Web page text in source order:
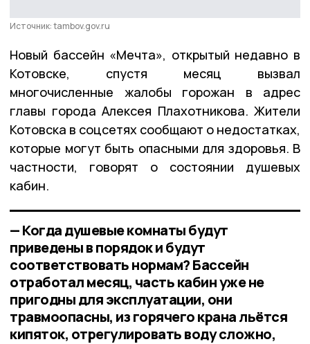
Источник: tambov.gov.ru
Новый бассейн «Мечта», открытый недавно в
Котовске, спустя месяц вызвал
многочисленные жалобы горожан в адрес
главы города Алексея Плахотникова. Жители
Котовска в соцсетях сообщают о недостатках,
которые могут быть опасными для здоровья. В
частности, говорят о состоянии душевых
кабин.
— Когда душевые комнаты будут
приведены в порядок и будут
соответствовать нормам? Бассейн
отработал месяц, часть кабин уже не
пригодны для эксплуатации, они
травмоопасны, из горячего крана льётся
кипяток, отрегулировать воду сложно,